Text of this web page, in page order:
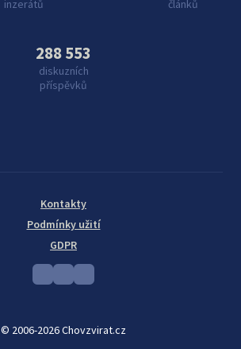
inzerátů
článků
288 553
diskuzních
příspěvků
© 2006-2026 Chovzvirat.cz
Kontakty
Podmínky užití
GDPR